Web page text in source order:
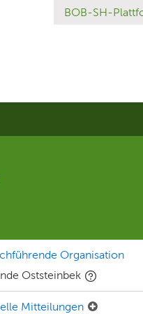
BOB-SH-
Organisation
Oststeinbek
Mitteilungen